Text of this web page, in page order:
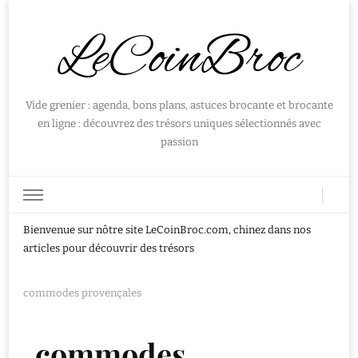
LeCoinBroc
Vide grenier : agenda, bons plans, astuces brocante et brocante
en ligne : découvrez des trésors uniques sélectionnés avec
passion
Bienvenue sur nôtre site LeCoinBroc.com, chinez dans nos
articles pour découvrir des trésors
commodes provençales